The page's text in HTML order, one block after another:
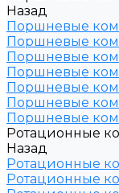
Назад
Поршневые
Поршневые
Поршневые
Поршневые
Поршневые
Поршневые
Поршневые
Ротационные
Назад
Ротационные
Ротационные